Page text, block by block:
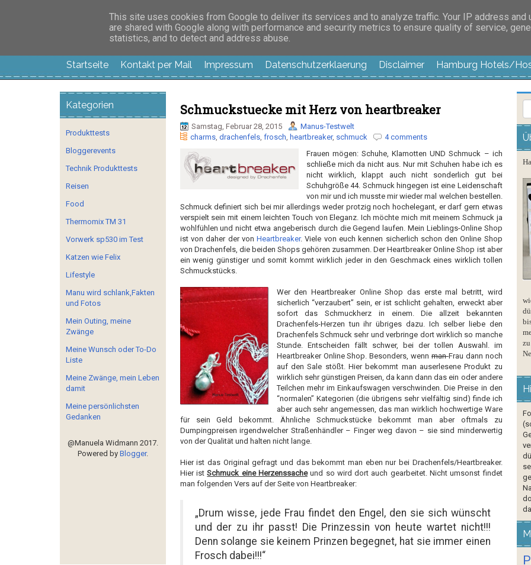
Manus Testwelt, alles außer langweilig
Startseite Kontakt per Mail Impressum Datenschutzerklaerung Disclaimer Hamburg Hotels/
Schmuckstuecke mit Herz von heartbreaker
Samstag, Februar 28, 2015
Manus-Testwelt
charms, drachenfels, frosch, heartbreaker, schmuck
4 comments
Frauen mögen: Schuhe, Klamotten UND Schmuck – ich
schließe mich da nicht aus. Nur mit Schuhen habe ich es
nicht wirklich, klappt auch nicht sonderlich gut bei
Schuhgröße 44. Schmuck hingegen ist eine Leidenschaft
von mir und ich musste mir wieder mal welchen bestellen.
Schmuck definiert sich bei mir allerdings weder protzig noch hochelegant, er darf gern etwas
verspielt sein mit einem leichten Touch von Eleganz. Ich möchte mich mit meinem Schmuck ja
wohlfühlen und nicht etwa angeberisch durch die Gegend laufen. Mein Lieblings-Online Shop
ist von daher der vonHeartbreaker. Viele von euch kennen sicherlich schon den Online Shop
von Drachenfels, die beiden Shops gehören zusammen. Der Heartbreaker Online Shop ist aber
ein wenig günstiger und somit kommt wirklich jeder in den Geschmack eines wirklich tollen
Schmuckstücks.
Wer den Heartbreaker Online Shop das erste mal betritt, wird
sicherlich “verzaubert” sein, er ist schlicht gehalten, erweckt aber
sofort das Schmuckherz in einem. Die allzeit bekannten
Drachenfels-Herzen tun ihr übriges dazu. Ich selber liebe den
Drachenfels Schmuck sehr und verbringe dort wirklich so manche
Stunde. Entscheiden fällt schwer, bei der tollen Auswahl. im
Heartbreaker Online Shop. Besonders, wennmanFrau dann noch
auf den Sale stößt. Hier bekommt man auserlesene Produkt zu
wirklich sehr günstigen Preisen, da kann dann das ein oder andere
Teilchen mehr im Einkaufswagen verschwinden. Die Preise in den
“normalen” Kategorien (die übrigens sehr vielfältig sind) finde ich
aber auch sehr angemessen, das man wirklich hochwertige Ware
für sein Geld bekommt. Ähnliche Schmuckstücke bekommt man aber oftmals zu
Dumpingpreisen irgendwelcher Straßenhändler – Finger weg davon – sie sind minderwertig
von der Qualität und halten nicht lange.
Hier ist das Original gefragt und das bekommt man eben nur bei Drachenfels/Heartbreaker.
Hier istSchmuck eine Herzenssacheund so wird dort auch gearbeitet. Nicht umsonst findet
man folgenden Vers auf der Seite von Heartbreaker:
„Drum wisse, jede Frau findet den Engel, den sie sich wünscht
und der zu ihr passt! Die Prinzessin von heute wartet nicht!!!
Denn solange sie keinem Prinzen begegnet, hat sie immer einen
Frosch dabei!!!“
Kategorien
Produkttests
Bloggerevents
Technik Produkttests
Reisen
Food
Thermomix TM 31
Vorwerk sp530 im Test
Katzen wie Felix
Lifestyle
Manu wird schlank,Fakten
und Fotos
Mein Outing, meine
Zwänge
Meine Wunsch oder To-Do
Liste
Meine Zwänge, mein Leben
damit
Meine persönlichsten
Gedanken
@Manuela Widmann 2017.
Powered by Blogger.
This site uses cookies from Google to deliver its services and to analyze traffic. Your IP address and
are shared with Google along with performance and security metrics to ensure quality of service,
statistics, and to detect and address abuse.